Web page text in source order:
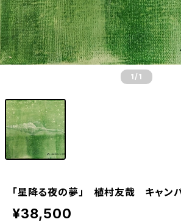
1 /1
「星降る夜の夢」 植村友哉 キャンバ
¥38,500